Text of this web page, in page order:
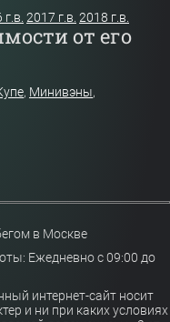
2017 г.в. 2018 г.в.
от его
, Минивэны,
в Москве
Ежедневно с 09:00 до
интернет-сайт носит
и ни при каких условиях